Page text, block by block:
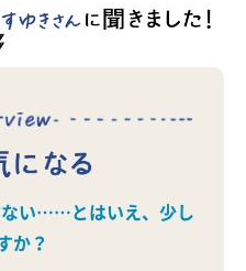
ない……とはいえ、少し
か？